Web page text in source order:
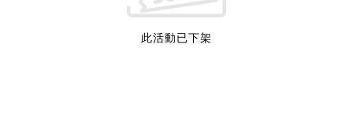
此活動已下架